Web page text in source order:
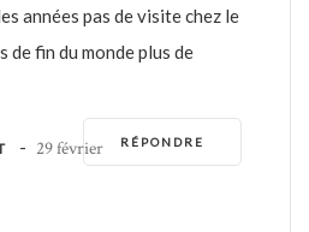
années pas de visite chez le
de fin du monde plus de
RÉPONDRE
- 29 février